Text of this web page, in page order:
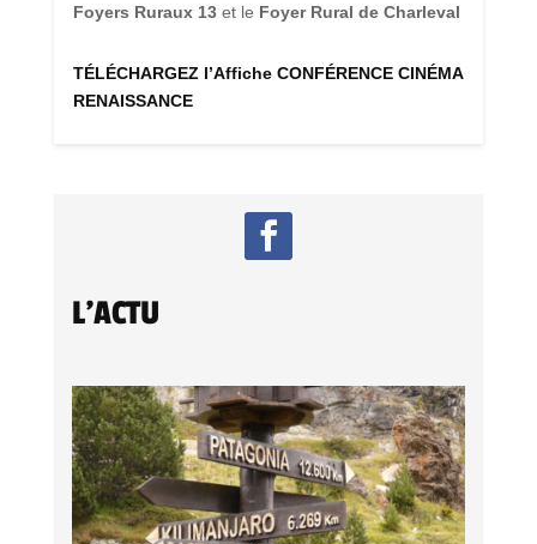
Foyers Ruraux 13et le Foyer Rural de Charleval
TÉLÉCHARGEZ l’Affiche CONFÉRENCE CINÉMA
RENAISSANCE
L'ACTU